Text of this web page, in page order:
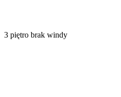
3 piętro brak windy